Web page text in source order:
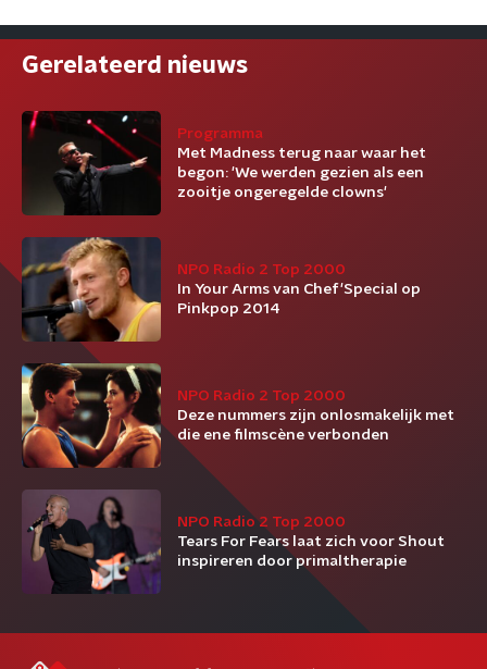
Gerelateerd nieuws
Programma
Met Madness terug naar waar het
begon: 'We werden gezien als een
zooitje ongeregelde clowns'
NPO Radio 2 Top 2000
In Your Arms van Chef'Special op
Pinkpop 2014
NPO Radio 2 Top 2000
Deze nummers zijn onlosmakelijk met
die ene filmscène verbonden
NPO Radio 2 Top 2000
Tears For Fears laat zich voor Shout
inspireren door primaltherapie